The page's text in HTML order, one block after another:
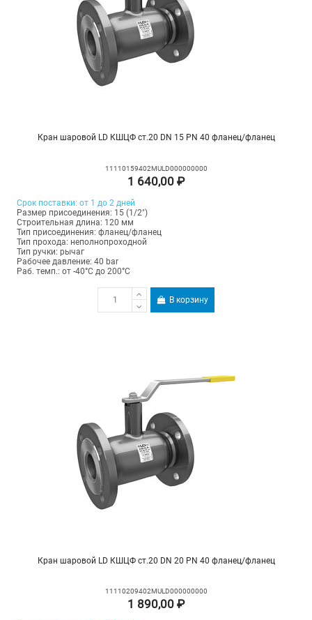
Кран шаровой LD КШЦФ ст.20 DN 15 PN 40 фланец/фланец
11110159402MULD000000000
1 640,00 ₽
Срок поставки: от 1 до 2 дней
Размер присоединения: 15 (1/2")
Строительная длина: 120 мм
Тип присоединения: фланец/фланец
Тип прохода: неполнопроходной
Тип ручки: рычаг
Рабочее давление: 40 bar
Раб. темп.: от -40°C до 200°C
В корзину
Кран шаровой LD КШЦФ ст.20 DN 20 PN 40 фланец/фланец
11110209402MULD000000000
1 890,00 ₽